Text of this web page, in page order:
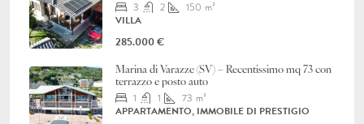
3 2 150 m²
VILLA
285.000 €
Marina di Varazze (SV) – Recentissimo mq 73 con
terrazzo e posto auto
1 1 73 m²
APPARTAMENTO, IMMOBILE DI PRESTIGIO